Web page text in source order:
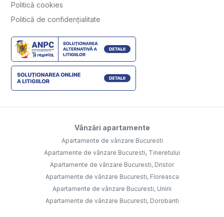
Politică cookies
Politică de confidențialitate
Vânzări apartamente
Apartamente de vânzare Bucuresti
Apartamente de vânzare Bucuresti, Tineretului
Apartamente de vânzare Bucuresti, Dristor
Apartamente de vânzare Bucuresti, Floreasca
Apartamente de vânzare Bucuresti, Unirii
Apartamente de vânzare Bucuresti, Dorobanti